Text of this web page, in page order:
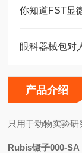
你知道FST显
眼科器械包对
产品介绍
只用于动物实验研
Rubis镊子000-SA